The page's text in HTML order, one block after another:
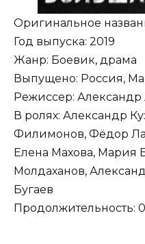
Оригинальное
Год выпуска: 2019
Жанр: Боевик, драма
Выпущено: Россия,
Режиссер: Александр
В ролях: Александр
Филимонов, Фёдор
Елена Махова, Мария
Молдаханов,
Бугаев
Продолжительность: